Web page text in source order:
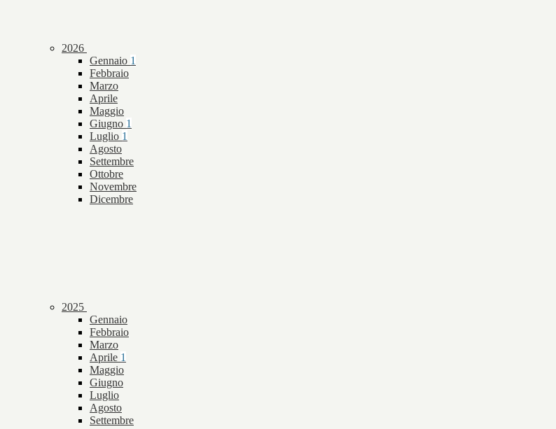
2026
Gennaio 1
Febbraio
Marzo
Aprile
Maggio
Giugno 1
Luglio 1
Agosto
Settembre
Ottobre
Novembre
Dicembre
2025
Gennaio
Febbraio
Marzo
Aprile 1
Maggio
Giugno
Luglio
Agosto
Settembre